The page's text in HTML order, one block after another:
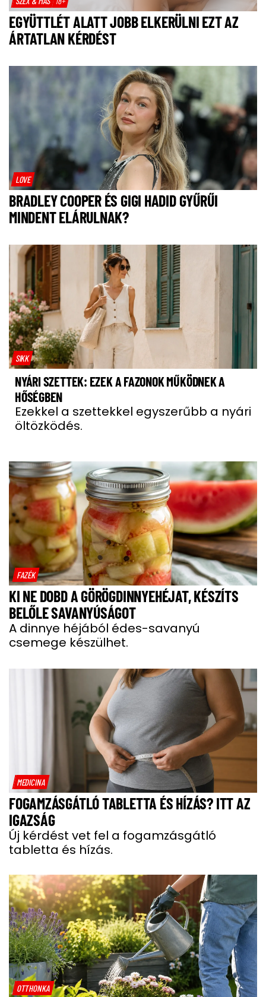
EGYÜTTLÉT ALATT JOBB ELKERÜLNI EZT AZ
ÁRTATLAN KÉRDÉST
LOVE
BRADLEY COOPER ÉS GIGI HADID GYŰRŰI
MINDENT ELÁRULNAK?
SIKK
NYÁRI SZETTEK: EZEK A FAZONOK MŰKÖDNEK A
HŐSÉGBEN
Ezekkel a szettekkel egyszerűbb a nyári
öltözködés.
FAZÉK
KI NE DOBD A GÖRÖGDINNYEHÉJAT, KÉSZÍTS
BELŐLE SAVANYÚSÁGOT
A dinnye héjából édes-savanyú
csemege készülhet.
MEDICINA
FOGAMZÁSGÁTLÓ TABLETTA ÉS HÍZÁS? ITT AZ
IGAZSÁG
Új kérdést vet fel a fogamzásgátló
tabletta és hízás.
OTTHONKA